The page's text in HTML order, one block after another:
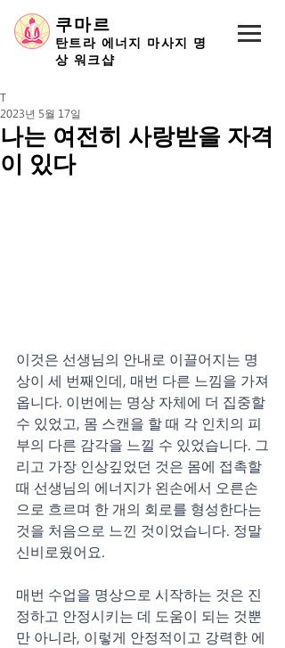
쿠마르
탄트라 에너지 마사지 명
상 워크샵
나는 여전히 사랑받을 자격
이 있다
T
2023년 5월 17일
이것은 선생님의 안내로 이끌어지는 명
상이 세 번째인데, 매번 다른 느낌을 가져
옵니다. 이번에는 명상 자체에 더 집중할
수 있었고, 몸 스캔을 할 때 각 인치의 피
부의 다른 감각을 느낄 수 있었습니다. 그
리고 가장 인상깊었던 것은 몸에 접촉할
때 선생님의 에너지가 왼손에서 오른손
으로 흐르며 한 개의 회로를 형성한다는
것을 처음으로 느낀 것이었습니다. 정말
신비로웠어요.
매번 수업을 명상으로 시작하는 것은 진
정하고 안정시키는 데 도움이 되는 것뿐
만 아니라, 이렇게 안정적이고 강력한 에